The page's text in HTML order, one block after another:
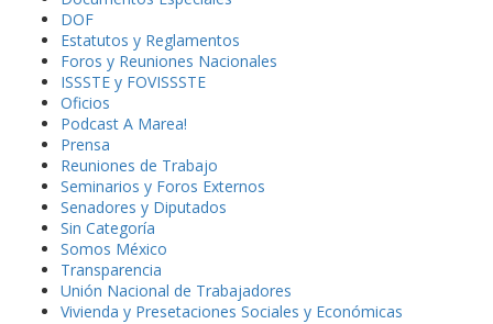
DOF
Estatutos y Reglamentos
Foros y Reuniones Nacionales
ISSSTE y FOVISSSTE
Oficios
Podcast A Marea!
Prensa
Reuniones de Trabajo
Seminarios y Foros Externos
Senadores y Diputados
Sin Categoría
Somos México
Transparencia
Unión Nacional de Trabajadores
Vivienda y Presetaciones Sociales y Económicas